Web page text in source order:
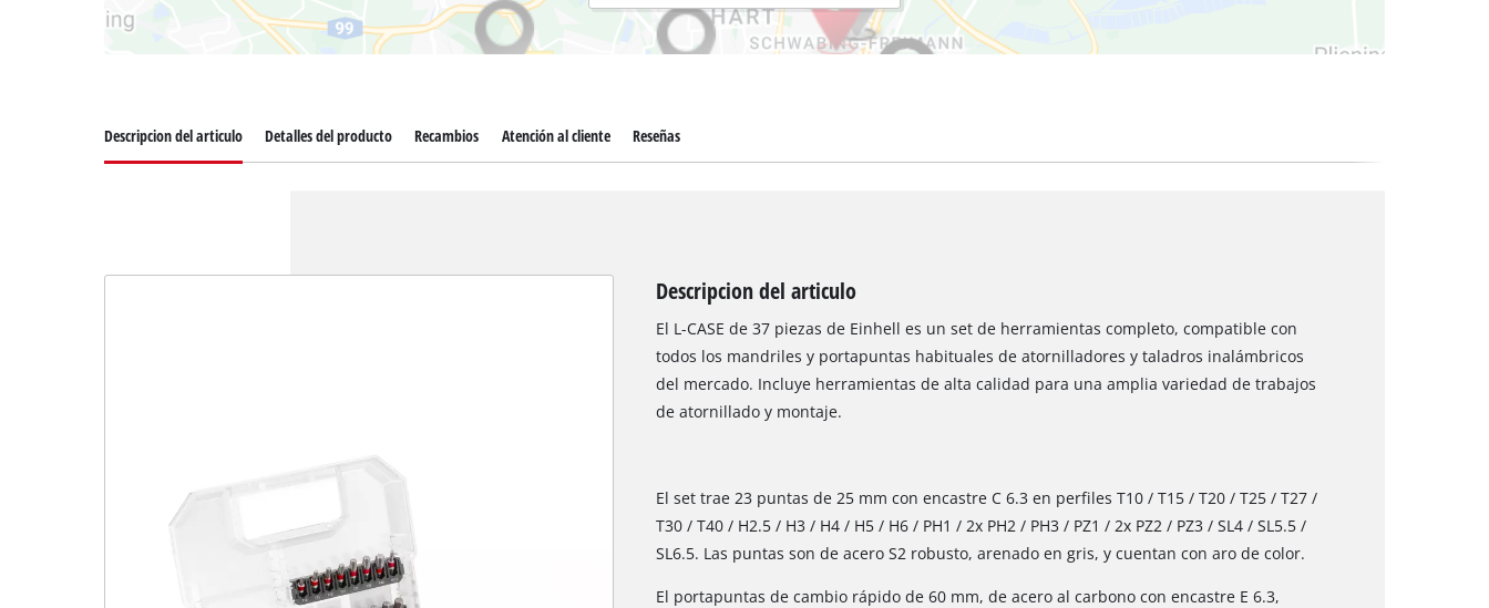
Hidrolavadoras
Descripcion del articulo Detalles del producto Recambios Atención al cliente Reseñas
Descripcion del articulo
El L-CASE de 37 piezas de Einhell es un set de herramientas completo, compatible con
todos los mandriles y portapuntas habituales de atornilladores y taladros inalámbricos
del mercado. Incluye herramientas de alta calidad para una amplia variedad de trabajos
de atornillado y montaje.
El set trae 23 puntas de 25 mm con encastre C 6.3 en perfiles T10 / T15 / T20 / T25 / T27 /
T30 / T40 / H2.5 / H3 / H4 / H5 / H6 / PH1 / 2x PH2 / PH3 / PZ1 / 2x PZ2 / PZ3 / SL4 / SL5.5 /
SL6.5. Las puntas son de acero S2 robusto, arenado en gris, y cuentan con aro de color.
El portapuntas de cambio rápido de 60 mm, de acero al carbono con encastre E 6.3,